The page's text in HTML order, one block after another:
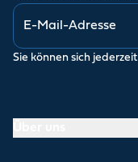
Sie können sich jederzeit